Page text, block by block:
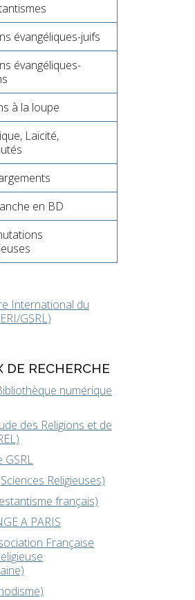
évangéliques-juifs
évangéliques-
à la loupe
Laïcité,
en BD
International du
GSRL)
DE RECHERCHE
numérique
des Religions et de
GSRL
Religieuses)
français)
A PARIS
Française